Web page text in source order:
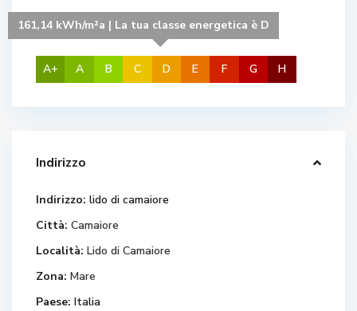
A+ A B C
161,14 kWh/m²a | La tua classe energetica è D
D E F G H
Indirizzo
Indirizzo: lido di camaiore
Città: Camaiore
Località: Lido di Camaiore
Zona: Mare
Paese: Italia